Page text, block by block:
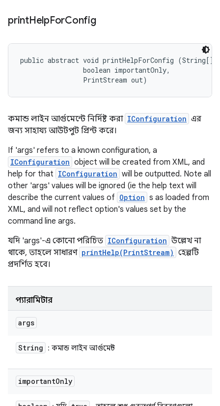
printHelpForConfig
public abstract void printHelpForConfig (String[]
                boolean importantOnly,
                PrintStream out)
কমান্ড লাইন আর্গুমেন্টে নির্দিষ্ট করা IConfiguration এর
জন্য সাহায্য আউটপুট প্রিন্ট করে।
If 'args' refers to a known configuration, a
IConfiguration object will be created from XML, and
help for that IConfiguration will be outputted. Note all
other 'args' values will be ignored (ie the help text will
describe the current values of Option s as loaded from
XML, and will not reflect option's values set by the
command line args.
যদি 'args'-এ কোনো পরিচিত IConfiguration উল্লেখ না
থাকে, তাহলে সাধারণ printHelp(PrintStream) হেল্পটি
প্রদর্শিত হবে।
প্যারামিটার
args
String : কমান্ড লাইন আর্গুমেন্ট
importantOnly